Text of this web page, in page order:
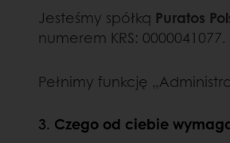
Jesteśmy spółką Puratos
numerem KRS:
Pełnimy funkcję
3. Czego od ciebie